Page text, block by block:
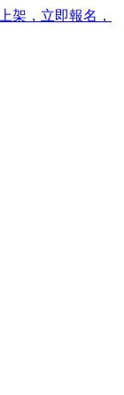
架，立即報名，